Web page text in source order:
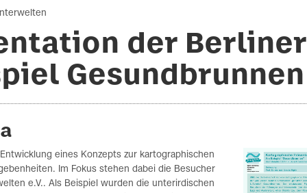
der Berliner
Gesundbrunnen
eines Konzepts zur kartographischen
Im Fokus stehen dabei die Besucher
e.V.. Als Beispiel wurden die unterirdischen